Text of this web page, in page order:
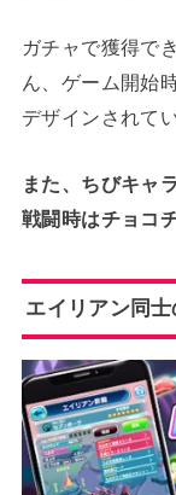
ガチャで獲得で
ん、ゲーム開始
デザインされて
また、ちびキャ
戦闘時はチョコ
エイリアン同